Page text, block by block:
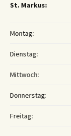
St. Markus:
Montag:
Dienstag:
Mittwoch:
Donnerstag:
Freitag: